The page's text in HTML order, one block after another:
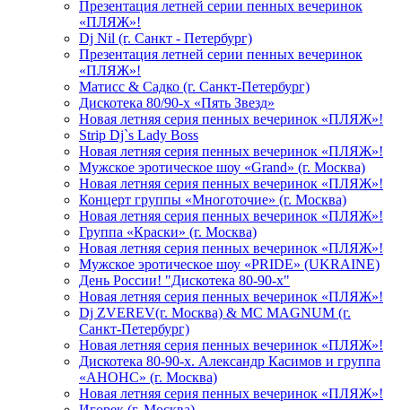
Презентация летней серии пенных вечеринок
«ПЛЯЖ»!
Dj Nil (г. Санкт - Петербург)
Презентация летней серии пенных вечеринок
«ПЛЯЖ»!
Матисс & Садко (г. Санкт-Петербург)
Дискотека 80/90-х «Пять Звезд»
Новая летняя серия пенных вечеринок «ПЛЯЖ»!
Strip Dj`s Lady Boss
Новая летняя серия пенных вечеринок «ПЛЯЖ»!
Мужское эротическое шоу «Grand» (г. Москва)
Новая летняя серия пенных вечеринок «ПЛЯЖ»!
Концерт группы «Многоточие» (г. Москва)
Новая летняя серия пенных вечеринок «ПЛЯЖ»!
Группа «Краски» (г. Москва)
Новая летняя серия пенных вечеринок «ПЛЯЖ»!
Мужское эротическое шоу «PRIDE» (UKRAINE)
День России! "Дискотека 80-90-х"
Новая летняя серия пенных вечеринок «ПЛЯЖ»!
Dj ZVEREV(г. Москва) & MC MAGNUM (г.
Санкт-Петербург)
Новая летняя серия пенных вечеринок «ПЛЯЖ»!
Дискотека 80-90-х. Александр Касимов и группа
«АНОНС» (г. Москва)
Новая летняя серия пенных вечеринок «ПЛЯЖ»!